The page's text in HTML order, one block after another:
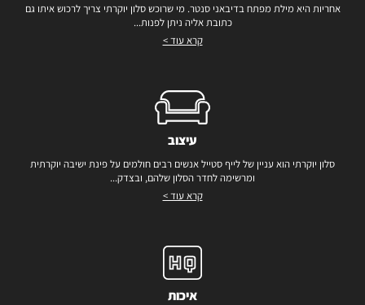
אחריות היא מילת מפתח בדיבאני סנטר. מי שרוכש סלון יוקרתי צריך לרכוש איתו גם
כתובת אליה ניתן לפנות...
קרא עוד >
עיצוב
סלון יוקרתי הוא עניין של לייף סטייל אנשים רבים חולמים על פינת ישיבה יוקרתית
ומרשימה לחדר הסלון שלהם, ובצדק...
קרא עוד >
איכות